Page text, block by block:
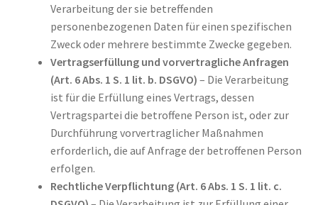
Verarbeitung der sie betreffenden
personenbezogenen Daten für einen spezifischen
Zweck oder mehrere bestimmte Zwecke gegeben.
Vertragserfüllung und vorvertragliche Anfragen
(Art. 6 Abs. 1 S. 1 lit. b. DSGVO) – Die Verarbeitung
ist für die Erfüllung eines Vertrags, dessen
Vertragspartei die betroffene Person ist, oder zur
Durchführung vorvertraglicher Maßnahmen
erforderlich, die auf Anfrage der betroffenen Person
erfolgen.
Rechtliche Verpflichtung (Art. 6 Abs. 1 S. 1 lit. c.